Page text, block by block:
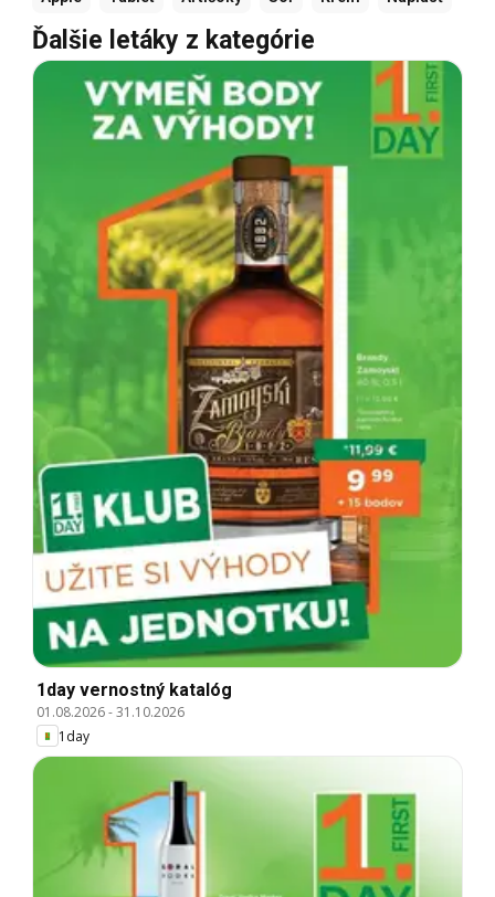
Ďalšie letáky z kategórie
1day vernostný katalóg
01.08.2026-31.10.2026
1day